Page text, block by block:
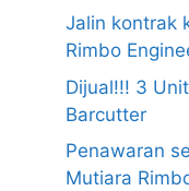
Jalin kontrak
Rimbo
Dijual!!! 3
Barcutter
Penawaran
Mutiara